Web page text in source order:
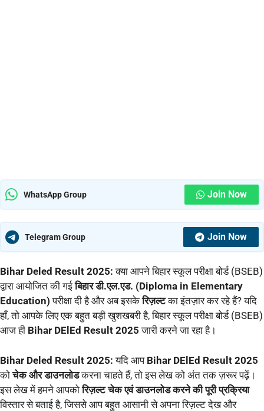
WhatsApp Group Join Now
Telegram Group Join Now
Bihar Deled Result 2025: क्या आपने बिहार स्कूल परीक्षा बोर्ड (BSEB)
द्वारा आयोजित की गईबिहार डी.एल.एड. (Diploma in Elementary
Education) परीक्षा दी है और अब इसकेरिज़ल्टका इंतज़ार कर रहे हैं? यदि
हाँ, तो आपके लिए एक बहुत बड़ी खुशखबरी है, बिहार स्कूल परीक्षा बोर्ड (BSEB)
आज ही Bihar DElEd Result 2025 जारी करने जा रहा है।
Bihar Deled Result 2025: यदि आप Bihar DElEd Result 2025
कोचेक और डाउनलोडकरना चाहते हैं, तो इस लेख को अंत तक ज़रूर पढ़ें।
इस लेख में हमने आपकोरिज़ल्ट चेक एवं डाउनलोड करने की पूरी प्रक्रिया
विस्तार से बताई है, जिससे आप बहुत आसानी से अपना रिज़ल्ट देख और